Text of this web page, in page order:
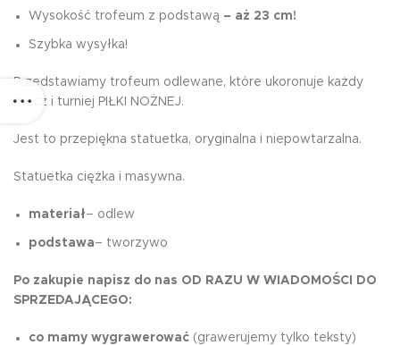
Wysokość trofeum z podstawą – aż 23 cm!
Szybka wysyłka!
Przedstawiamy trofeum odlewane, które ukoronuje każdy
mecz i turniej PIŁKI NOŻNEJ.
Jest to przepiękna statuetka, oryginalna i niepowtarzalna.
Statuetka ciężka i masywna.
materiał– odlew
podstawa– tworzywo
Po zakupie napisz do nas OD RAZU W WIADOMOŚCI DO
SPRZEDAJĄCEGO:
co mamy wygrawerować (grawerujemy tylko teksty)